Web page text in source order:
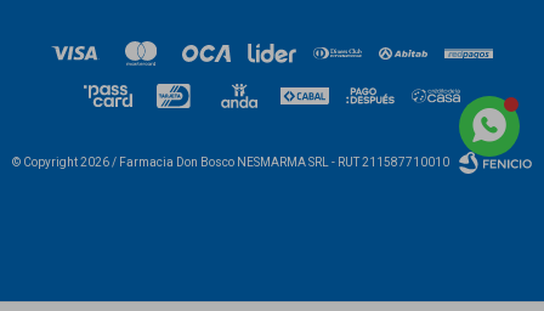
© Copyright 2026 / Farmacia Don Bosco NESMARMA SRL - RUT 211587710010